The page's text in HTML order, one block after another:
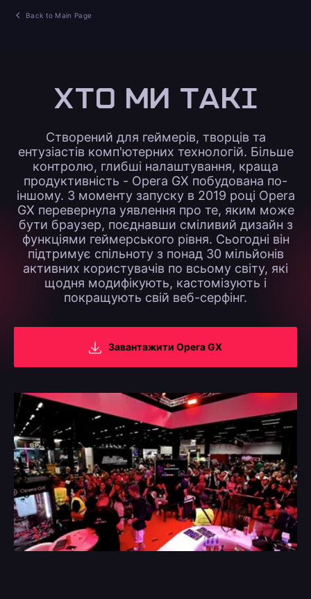
Back to Main Page
ХТО МИ ТАКІ
Створений для геймерів, творців та
ентузіастів комп'ютерних технологій. Більше
контролю, глибші налаштування, краща
продуктивність - Opera GX побудована по-
іншому. З моменту запуску в 2019 році Opera
GX перевернула уявлення про те, яким може
бути браузер, поєднавши сміливий дизайн з
функціями геймерського рівня. Сьогодні він
підтримує спільноту з понад 30 мільйонів
активних користувачів по всьому світу, які
щодня модифікують, кастомізують і
покращують свій веб-серфінг.
Завантажити Opera GX